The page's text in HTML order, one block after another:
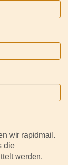
wir rapidmail.
die
werden.